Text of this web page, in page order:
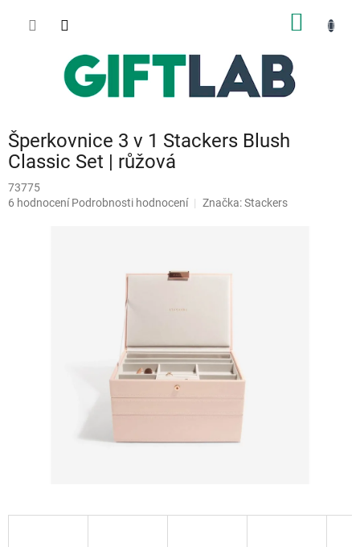
Šperkovnice 3 v 1 Stackers Blush
Classic Set | růžová
73775
Průměrné
6 hodnocení Podrobnosti hodnocení Značka:Stackers